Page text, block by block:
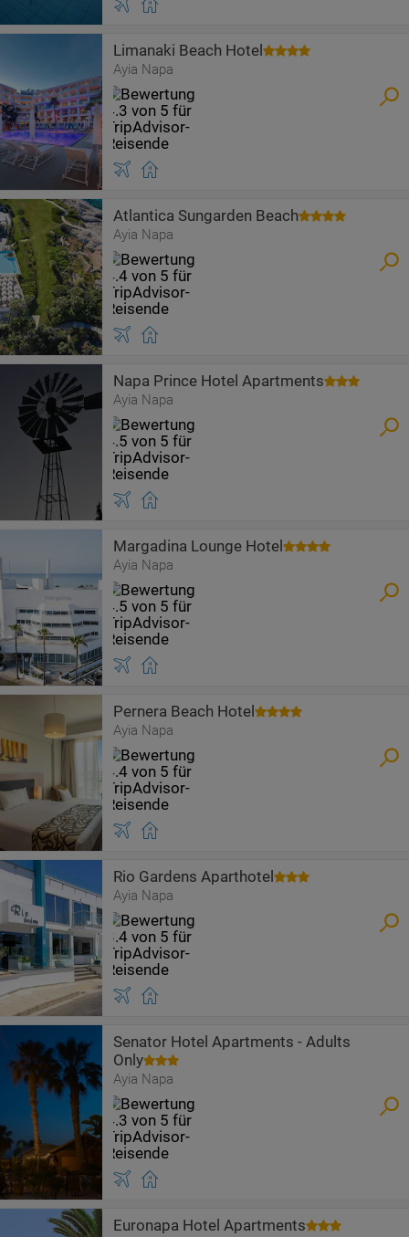
Limanaki Beach Hotel
Ayia Napa
Atlantica Sungarden Beach
Ayia Napa
Napa Prince Hotel Apartments
Ayia Napa
Margadina Lounge Hotel
Ayia Napa
Pernera Beach Hotel
Ayia Napa
Rio Gardens Aparthotel
Ayia Napa
Senator Hotel Apartments - Adults
Only
Ayia Napa
Euronapa Hotel Apartments